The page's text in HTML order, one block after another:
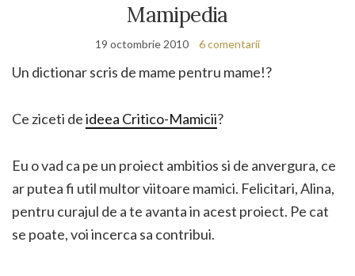
Mamipedia
19 octombrie 2010 6 comentarii
Un dictionar scris de mame pentru mame!?
Ce ziceti deideea Critico-Mamicii?
Eu o vad ca pe un proiect ambitios si de anvergura, ce
ar putea fi util multor viitoare mamici. Felicitari, Alina,
pentru curajul de a te avanta in acest proiect. Pe cat
se poate, voi incerca sa contribui.